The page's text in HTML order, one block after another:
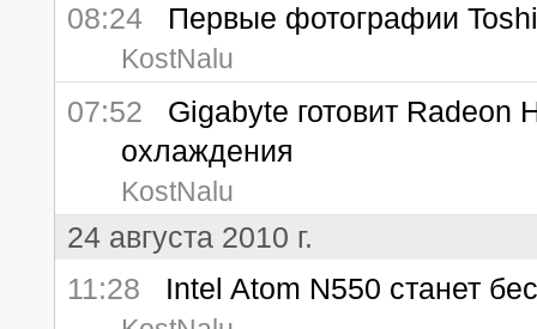
08:24 Первые фотографии
KostNalu
07:52 Gigabyte готовит Radeon
охлаждения
KostNalu
24 августа 2010 г.
11:28 Intel Atom N550 станет